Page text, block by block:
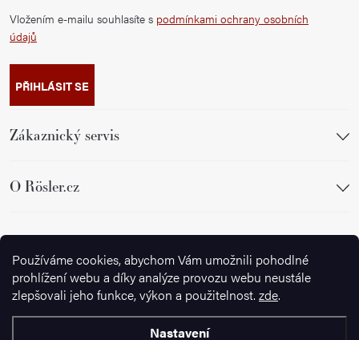
Používáme cookies, abychom Vám umožnili pohodlné
prohlížení webu a díky analýze provozu webu neustále
zlepšovali jeho funkce, výkon a použitelnost. zde.
Nastavení
Vložením e-mailu souhlasíte s podmínkami ochrany osobních
údajů
PŘIHLÁSIT SE
Zákaznický servis
O Rösler.cz
Sledujte nás